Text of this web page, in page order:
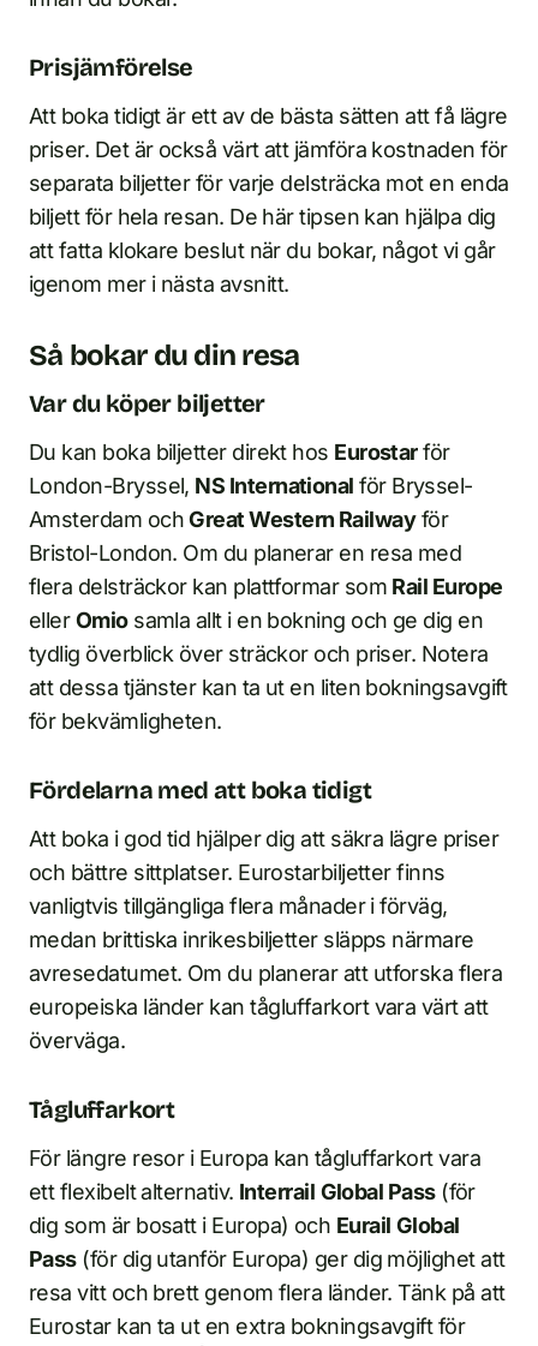
Prisjämförelse
Att boka tidigt är ett av de bästa sätten att få lägre
priser. Det är också värt att jämföra kostnaden för
separata biljetter för varje delsträcka mot en enda
biljett för hela resan. De här tipsen kan hjälpa dig
att fatta klokare beslut när du bokar, något vi går
igenom mer i nästa avsnitt.
Så bokar du din resa
Var du köper biljetter
Du kan boka biljetter direkt hos Eurostarför
London-Bryssel, NS International för Bryssel-
Amsterdam ochGreat Western Railwayför
Bristol-London. Om du planerar en resa med
flera delsträckor kan plattformar som Rail Europe
ellerOmiosamla allt i en bokning och ge dig en
tydlig överblick över sträckor och priser. Notera
att dessa tjänster kan ta ut en liten bokningsavgift
för bekvämligheten.
Fördelarna med att boka tidigt
Att boka i god tid hjälper dig att säkra lägre priser
och bättre sittplatser. Eurostarbiljetter finns
vanligtvis tillgängliga flera månader i förväg,
medan brittiska inrikesbiljetter släpps närmare
avresedatumet. Om du planerar att utforska flera
europeiska länder kan tågluffarkort vara värt att
överväga.
Tågluffarkort
För längre resor i Europa kan tågluffarkort vara
ett flexibelt alternativ. Interrail Global Pass(för
dig som är bosatt i Europa) och Eurail Global
Pass(för dig utanför Europa) ger dig möjlighet att
resa vitt och brett genom flera länder. Tänk på att
Eurostar kan ta ut en extra bokningsavgift för